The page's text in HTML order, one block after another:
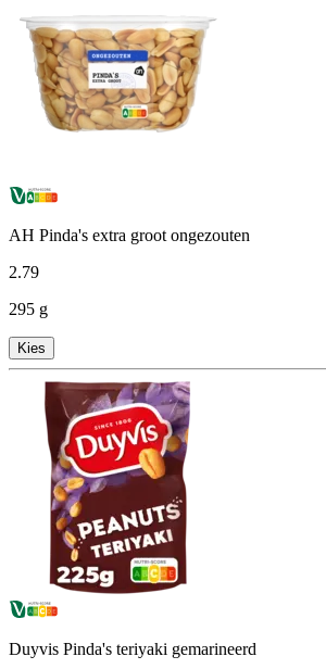
AH Pinda's extra groot ongezouten
2.79
295 g
Kies
Duyvis Pinda's teriyaki gemarineerd